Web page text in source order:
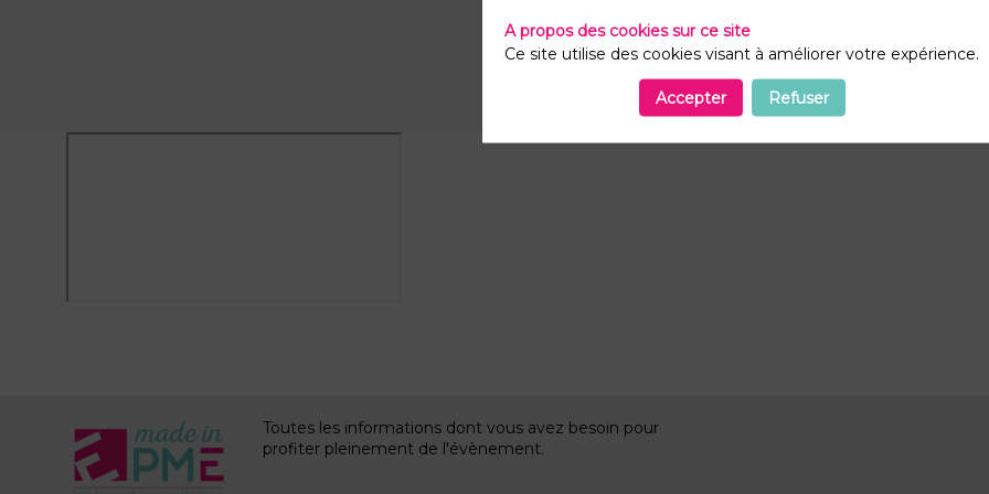
Toutes les informations dont vous avez besoin pour
profiter pleinement de l'évènement.
A propos des cookies sur ce site
Ce site utilise des cookies visant à améliorer votre expérience.
Accepter Refuser